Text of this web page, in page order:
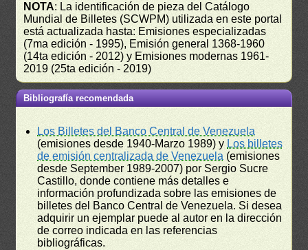
NOTA: La identificación de pieza del Catálogo
Mundial de Billetes (SCWPM) utilizada en este portal
está actualizada hasta: Emisiones especializadas
(7ma edición - 1995), Emisión general 1368-1960
(14ta edición - 2012) y Emisiones modernas 1961-
2019 (25ta edición - 2019)
Bibliografía recomendada
Los Billetes del Banco Central de Venezuela
(emisiones desde 1940-Marzo 1989) y Los billetes
de emisión centralizada de Venezuela (emisiones
desde September 1989-2007) por Sergio Sucre
Castillo, donde contiene más detalles e
información profundizada sobre las emisiones de
billetes del Banco Central de Venezuela. Si desea
adquirir un ejemplar puede al autor en la dirección
de correo indicada en las referencias
bibliográficas.